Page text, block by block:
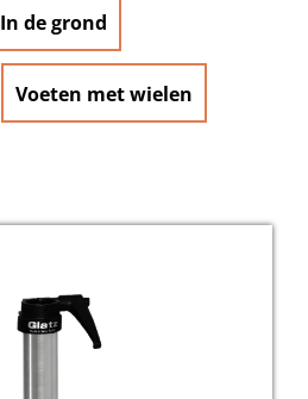
In de grond
Voeten met wielen